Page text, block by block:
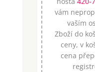
vám
vaším
Zboží do
ceny, v
cena